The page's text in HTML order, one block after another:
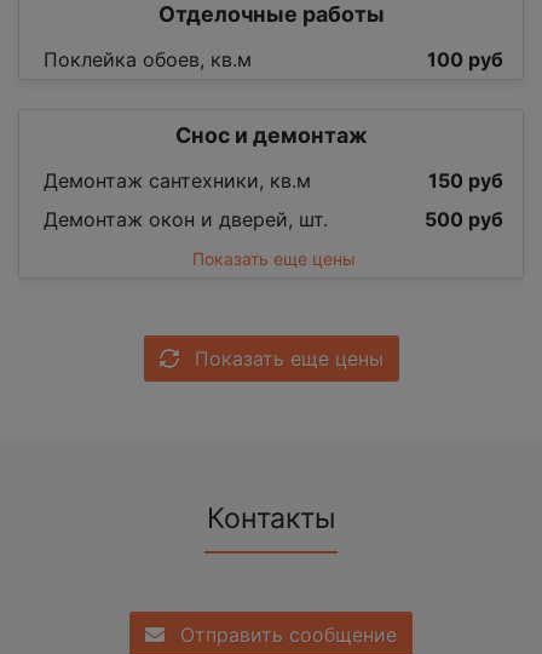
Отделочные работы
Поклейка обоев, кв.м 100 руб
Снос и демонтаж
Демонтаж сантехники, кв.м
150 руб
Демонтаж окон и дверей, шт.
500 руб
Показать еще цены
Показать еще цены
Контакты
Отправить сообщение